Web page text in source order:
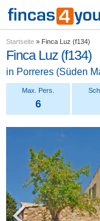
Startseite » Finca Luz (f134)
Finca Luz (f134)
in Porreres (Süden
6